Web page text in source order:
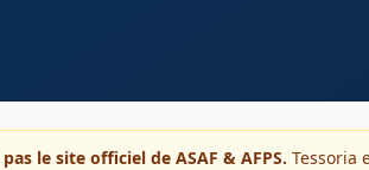
le site officiel de ASAF & AFPS. Tessoria